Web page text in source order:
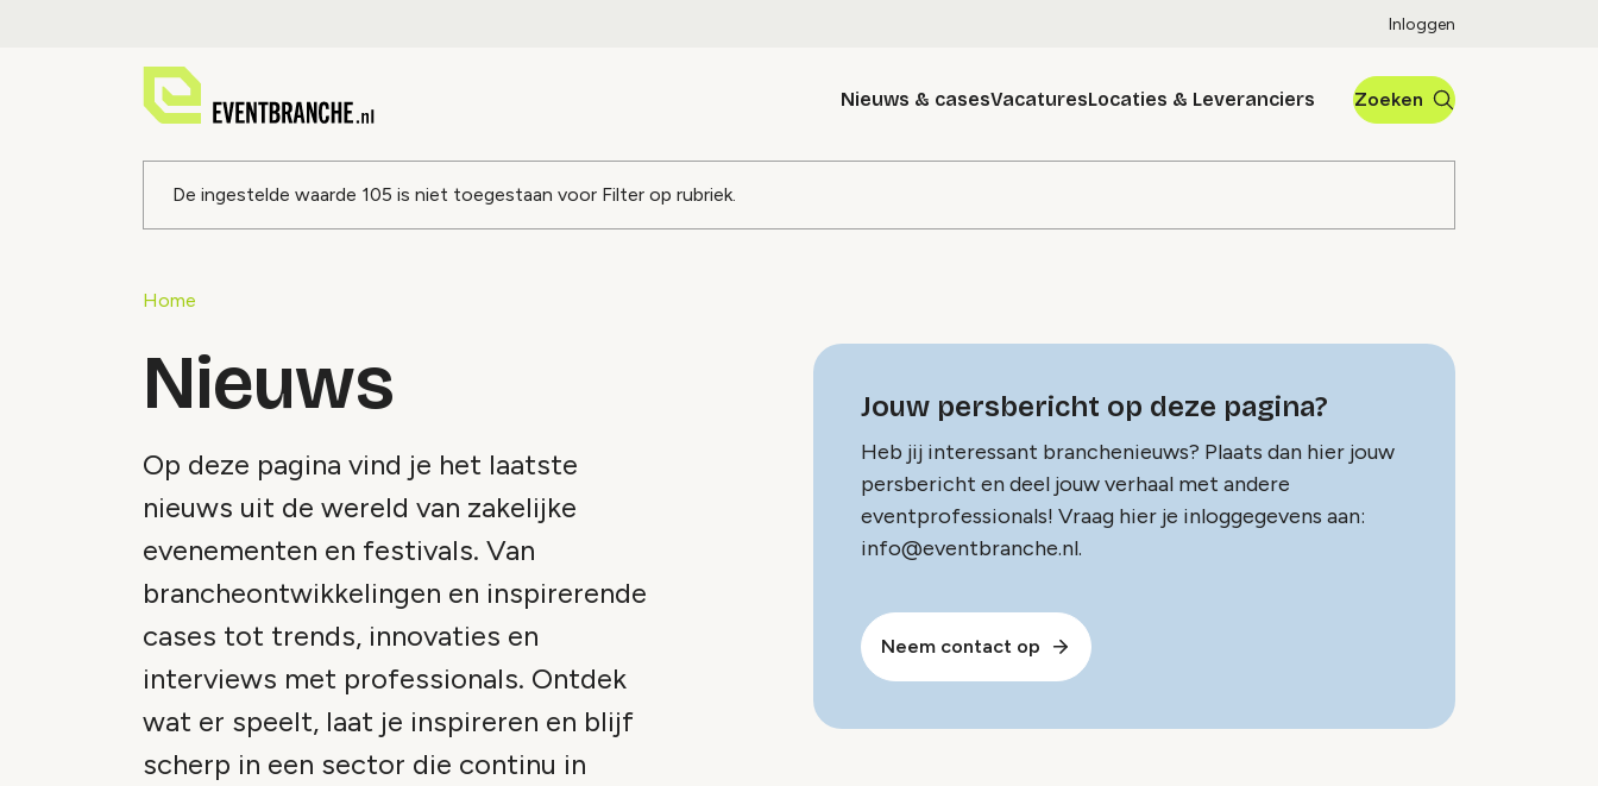
Inloggen
Nieuws & casesVacaturesLocaties & Leveranciers Zoeken
Foutmelding
De ingestelde waarde 105 is niet toegestaan voor Filter op rubriek.
Home
Nieuws
Op deze pagina vind je het laatste
nieuws uit de wereld van zakelijke
evenementen en festivals. Van
brancheontwikkelingen en inspirerende
cases tot trends, innovaties en
interviews met professionals. Ontdek
wat er speelt, laat je inspireren en blijf
scherp in een sector die continu in
Jouw persbericht op deze pagina?
Heb jij interessant branchenieuws? Plaats dan hier jouw
persbericht en deel jouw verhaal met andere
eventprofessionals! Vraag hier je inloggegevens aan:
info@eventbranche.nl.
Neem contact op